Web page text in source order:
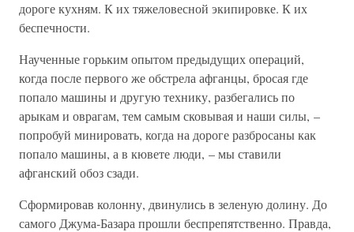
дороге кухням. К их тяжеловесной экипировке. К их
беспечности.
Наученные горьким опытом предыдущих операций,
когда после первого же обстрела афганцы, бросая где
попало машины и другую технику, разбегались по
арыкам и оврагам, тем самым сковывая и наши силы, –
попробуй минировать, когда на дороге разбросаны как
попало машины, а в кювете люди, – мы ставили
афганский обоз сзади.
Сформировав колонну, двинулись в зеленую долину. До
самого Джума-Базара прошли беспрепятственно. Правда,